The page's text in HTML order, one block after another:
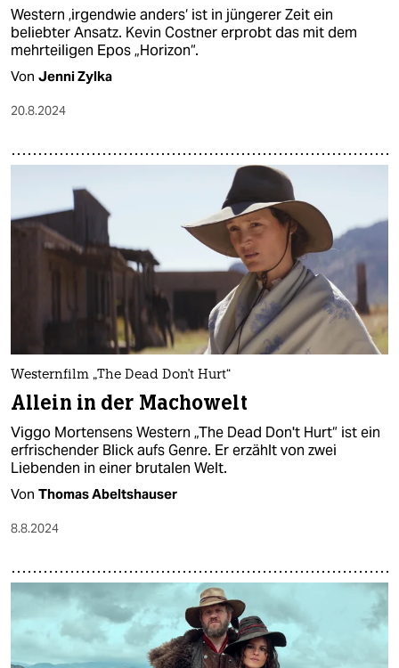
Western ‚irgendwie anders‘ ist in jüngerer Zeit ein
beliebter Ansatz. Kevin Costner erprobt das mit dem
mehrteiligen Epos „Horizon“.
Von Jenni Zylka
20.8.2024
Westernfilm „The Dead Don't Hurt“
Allein in der Machowelt
Viggo Mortensens Western „The Dead Don't Hurt“ ist ein
erfrischender Blick aufs Genre. Er erzählt von zwei
Liebenden in einer brutalen Welt.
Von Thomas Abeltshauser
8.8.2024